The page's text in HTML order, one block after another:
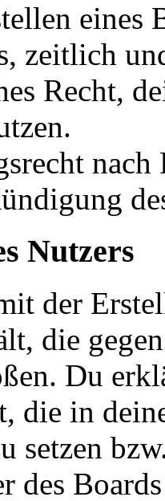
eines
zeitlich
Recht,
Nutzers
der
die
Du
die in
setzen
des